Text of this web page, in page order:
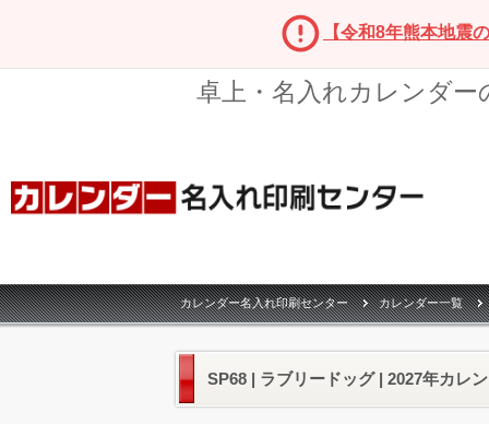
【令和8年熊本地震
卓上・名入れカレンダ
カレンダー名入れ印刷センター カレンダー一覧
SP68 | ラブリードッグ | 2027年カレ